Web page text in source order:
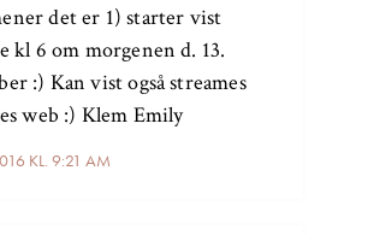
KL. 9:21 AM
det er 1) starter vist
kl 6 om morgenen d. 13.
:) Kan vist også streames
web :) Klem Emily